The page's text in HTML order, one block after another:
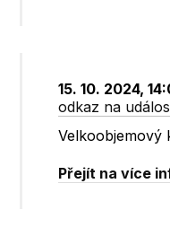
15. 10. 2024,
odkaz na
Velkoobjemový
Přejít na více